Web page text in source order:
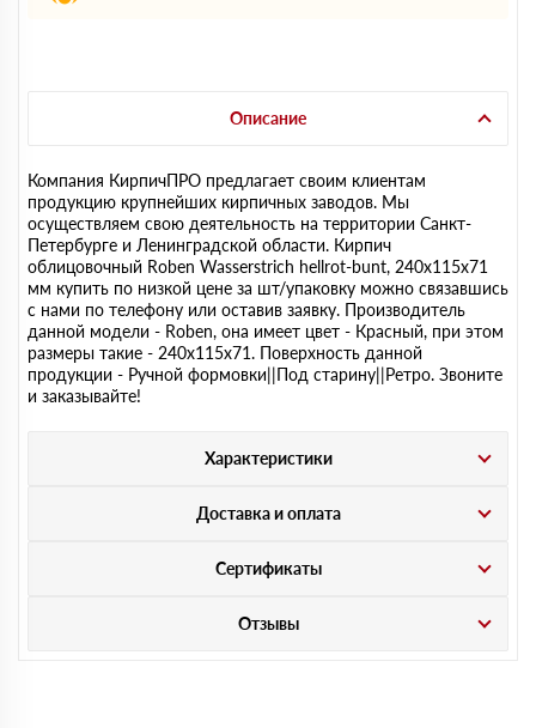
Описание
Компания КирпичПРО предлагает своим клиентам
продукцию крупнейших кирпичных заводов. Мы
осуществляем свою деятельность на территории Санкт-
Петербурге и Ленинградской области. Кирпич
облицовочный Roben Wasserstrich hellrot-bunt, 240х115х71
мм купить по низкой цене за шт/упаковку можно связавшись
с нами по телефону или оставив заявку. Производитель
данной модели - Roben, она имеет цвет - Красный, при этом
размеры такие - 240х115х71. Поверхность данной
продукции - Ручной формовки||Под старину||Ретро. Звоните
и заказывайте!
Характеристики
Доставка и оплата
Сертификаты
Отзывы